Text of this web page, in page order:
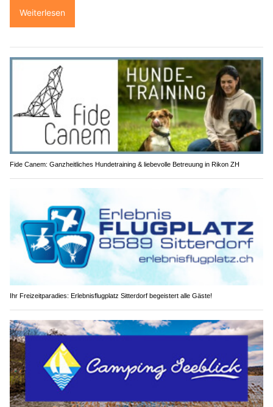
Weiterlesen
Fide Canem: Ganzheitliches Hundetraining & liebevolle Betreuung in Rikon ZH
Ihr Freizeitparadies: Erlebnisflugplatz Sitterdorf begeistert alle Gäste!